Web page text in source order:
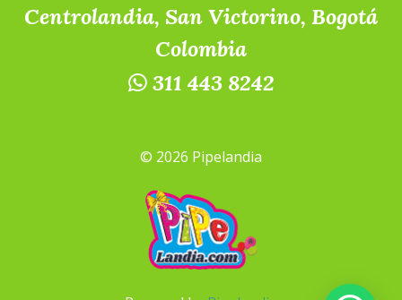
Centrolandia, San Victorino, Bogotá
Colombia
311 443 8242
© 2026 Pipelandia